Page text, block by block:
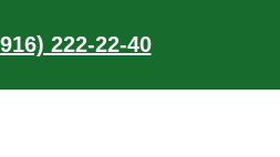
222-22-40